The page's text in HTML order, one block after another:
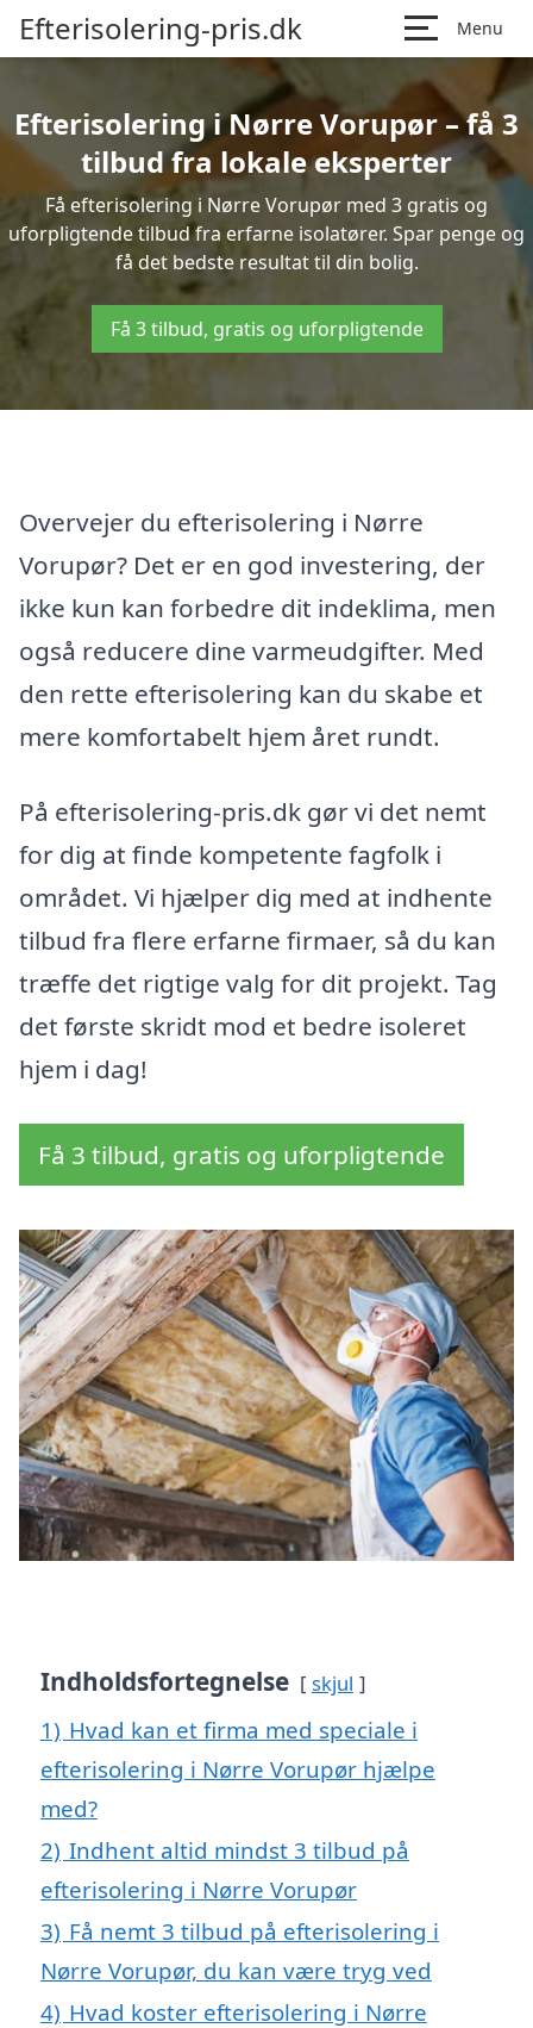
Efterisolering-pris.dk Menu
Efterisolering i Nørre Vorupør – få 3
tilbud fra lokale eksperter
Få efterisolering i Nørre Vorupør med 3 gratis og
uforpligtende tilbud fra erfarne isolatører. Spar penge og
få det bedste resultat til din bolig.
Få 3 tilbud, gratis og uforpligtende
Overvejer du efterisolering i Nørre
Vorupør? Det er en god investering, der
ikke kun kan forbedre dit indeklima, men
også reducere dine varmeudgifter. Med
den rette efterisolering kan du skabe et
mere komfortabelt hjem året rundt.
På efterisolering-pris.dk gør vi det nemt
for dig at finde kompetente fagfolk i
området. Vi hjælper dig med at indhente
tilbud fra flere erfarne firmaer, så du kan
træffe det rigtige valg for dit projekt. Tag
det første skridt mod et bedre isoleret
hjem i dag!
Få 3 tilbud, gratis og uforpligtende
Indholdsfortegnelse skjul
1) Hvad kan et firma med speciale i
efterisolering i Nørre Vorupør hjælpe
med?
2) Indhent altid mindst 3 tilbud på
efterisolering i Nørre Vorupør
3) Få nemt 3 tilbud på efterisolering i
Nørre Vorupør, du kan være tryg ved
4) Hvad koster efterisolering i Nørre